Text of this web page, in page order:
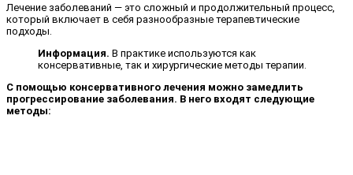
Лечение заболеваний — это сложный и продолжительный процесс,
который включает в себя разнообразные терапевтические
подходы.
Информация. В практике используются как
консервативные, так и хирургические методы терапии.
С помощью консервативного лечения можно замедлить
прогрессирование заболевания. В него входят следующие
методы: